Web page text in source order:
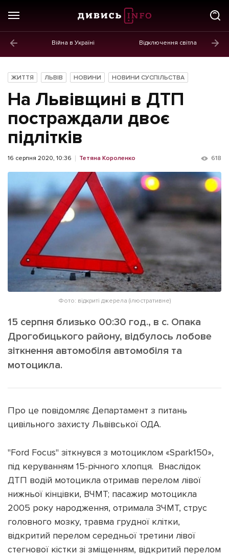
Війна в Україні Відключення світла
Новини
Політика
Економіка
Бізнес
Життя
Культура
Афіша
Інтерв'ю
Картки
Репортаж
Розслідування
Погляди
Ініціативи
Лонгріди
Прес-релізи
Фото/Відео
Made in Lviv
[email protected] Реклама на сайті
Політика конфіденційності
Наші соц мережі
Підтримати dyvys.info
ЖИТТЯ ЛЬВІВ НОВИНИ НОВИНИ СУСПІЛЬСТВА
На Львівщині в ДТП
постраждали двоє
підлітків
16 серпня 2020, 10:36 Тетяна Короленко 618
Фото: відкриті джерела (ілюстративне)
15 серпня близько 00:30 год., в с. Опака
Дрогобицького району, відбулось лобове
зіткнення автомобіля автомобіля та
мотоцикла.
Про це повідомляє Департамент з питань
цивільного захисту Львівської ОДА.
"Ford Focus" зіткнувся з мотоциклом «Spark150»,
під керуванням 15-річного хлопця. Внаслідок
ДТП водій мотоцикла отримав перелом лівої
нижньої кінцівки, ВЧМТ; пасажир мотоцикла
2005 року народження, отримала ЗЧМТ, струс
головного мозку, травма грудної клітки,
відкритий перелом середньої третини лівої
стегнової кістки зі зміщенням, відкритий перелом